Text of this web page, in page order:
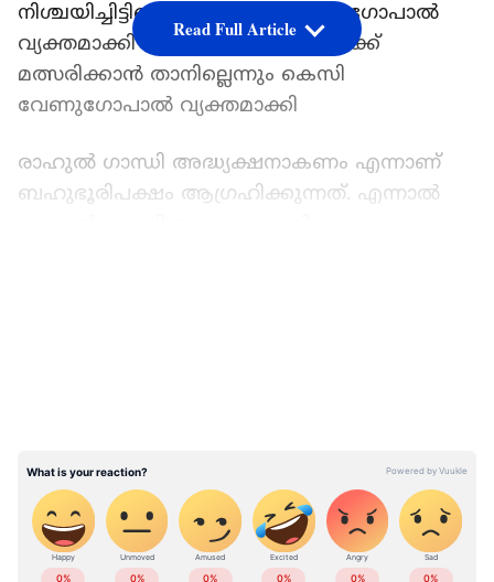
നിശ്ചയിച്ചിട്ടില്ലെന്നും കെസി വേണുഗോപാൽ
വ്യക്തമാക്കി .അധ്യക്ഷ സ്ഥാനത്തേക്ക്
മത്സരിക്കാൻ താനില്ലെന്നും കെസി
വേണുഗോപാൽ വ്യക്തമാക്കി
രാഹുൽ ഗാന്ധി അദ്ധ്യക്ഷനാകണം എന്നാണ്
ബഹുഭൂരിപക്ഷം ആഗ്രഹിക്കുന്നത്. എന്നാൽ
എല്ലാവർക്കുമറിയാം .നരേന്ദ്ര മോദിയെ
നേരിടാൻ കോൺഗ്രസ് ഏതു വിട്ടുവീഴ്ചയ്ക്കും
തയ്യാറെന്നും കെ സി വേണുഗോപാൽ പറഞ്ഞു
Read Full Article
ABOUT THE AUTHOR